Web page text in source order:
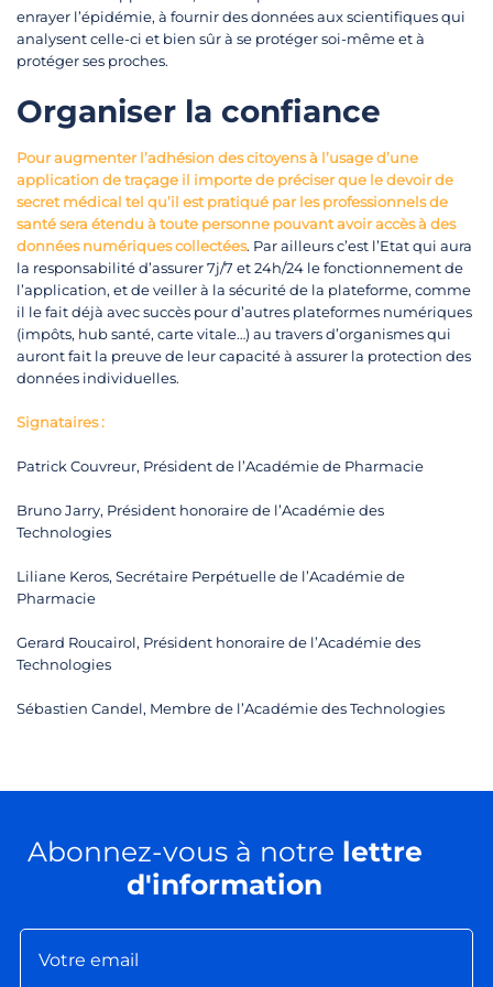
enrayer l’épidémie, à fournir des données aux scientifiques qui
analysent celle-ci et bien sûr à se protéger soi-même et à
protéger ses proches.
Organiser la confiance
Pour augmenter l’adhésion des citoyens à l’usage d’une
application de traçage il importe de préciser que le devoir de
secret médical tel qu’il est pratiqué par les professionnels de
santé sera étendu à toute personne pouvant avoir accès à des
données numériques collectées. Par ailleurs c’est l’Etat qui aura
la responsabilité d’assurer 7j/7 et 24h/24 le fonctionnement de
l’application, et de veiller à la sécurité de la plateforme, comme
il le fait déjà avec succès pour d’autres plateformes numériques
(impôts, hub santé, carte vitale…) au travers d’organismes qui
auront fait la preuve de leur capacité à assurer la protection des
données individuelles.
Signataires :
Patrick Couvreur, Président de l’Académie de Pharmacie
Bruno Jarry, Président honoraire de l’Académie des
Technologies
Liliane Keros, Secrétaire Perpétuelle de l’Académie de
Pharmacie
Gerard Roucairol, Président honoraire de l’Académie des
Technologies
Sébastien Candel, Membre de l’Académie des Technologies
Abonnez-vous à notre lettre
d'information